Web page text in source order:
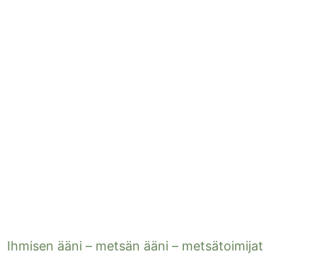
Ihmisen ääni – metsän ääni – metsätoimijat